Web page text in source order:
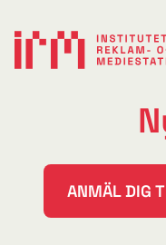
ANMÄL DIG